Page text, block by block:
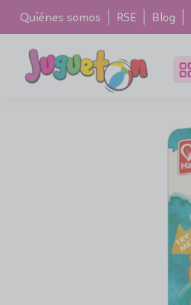
Quiénes somos RSE Blog